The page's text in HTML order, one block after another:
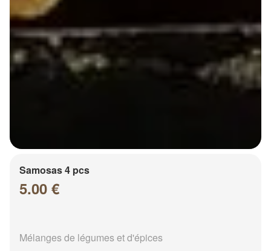
Samosas 4 pcs
5.00 €
Mélanges de légumes et d'épices